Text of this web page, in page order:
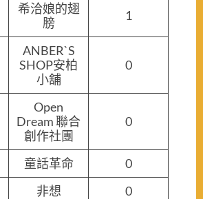
希洽娘的翅
膀
1
ANBER`S
SHOP安柏
小舖
0
Open
Dream 聯合
創作社團
0
童話革命
0
非想
0